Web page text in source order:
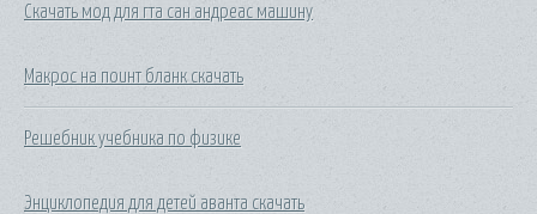
Скачать мод для гта сан андреас машину
Макрос на поинт бланк скачать
Решебник учебника по физике
Энциклопедия для детей аванта скачать